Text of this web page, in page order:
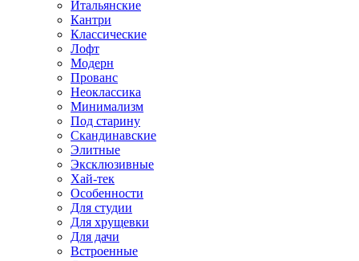
Итальянские
Кантри
Классические
Лофт
Модерн
Прованс
Неоклассика
Минимализм
Под старину
Скандинавские
Элитные
Эксклюзивные
Хай-тек
Особенности
Для студии
Для хрущевки
Для дачи
Встроенные